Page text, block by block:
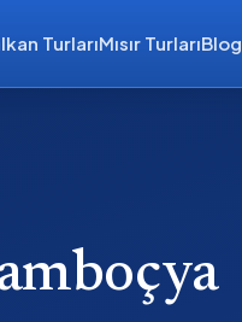
TurlarıMısır TurlarıBlog